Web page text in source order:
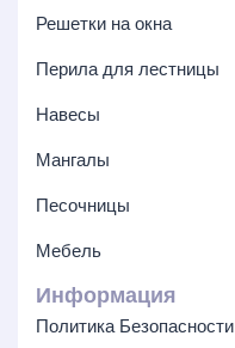
Решетки на окна
Перила для лестницы
Навесы
Мангалы
Песочницы
Мебель
Информация
Политика Безопасности